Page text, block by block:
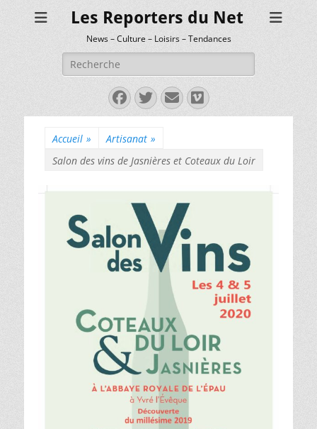
Les Reporters du Net
News – Culture – Loisirs – Tendances
Rechercher :
Facebook
Twitter
E-
mail
Vimeo
Accueil » Artisanat »
Salon des vins de Jasnières et Coteaux du Loir